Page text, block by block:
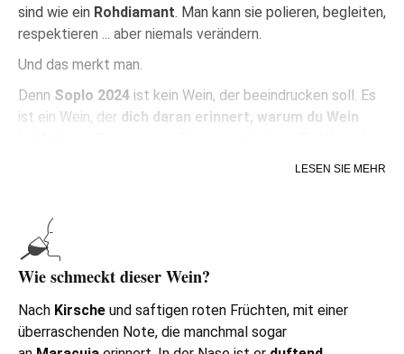
sind wie ein Rohdiamant. Man kann sie polieren, begleiten,
respektieren ... aber niemals verändern.
Und das merkt man.
Denn Soplo 2024 ist kein Wein, der beeindrucken soll. Es
ist ein Wein, der dich daran erinnert, warum du Wein
erinnern, dass du lebst.
Mediterrane Garnacha... aber in Höhenlage
Soplo entsteht in Els Alforins (Valencia)
, einer der
Regionen, die die Gegenwart des mediterranen Weins mit
einer ganz einfachen Idee prägen: weniger Schminke und
LESEN SIE MEHR
Wie schmeckt dieser Wein?
Nach Kirsche und saftigen roten Früchten, mit einer
überraschenden Note, die manchmal sogar